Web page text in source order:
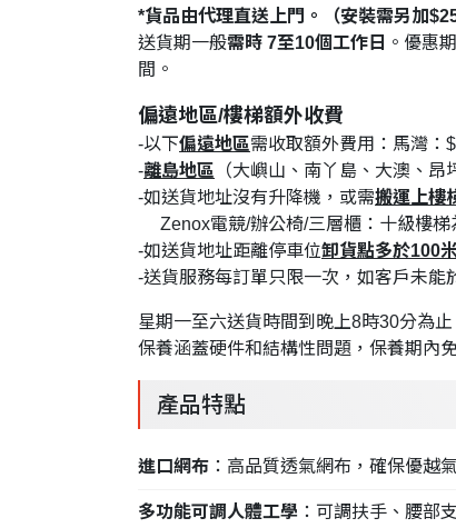
*貨品由代理直送上門。（安裝需另加
送貨期一般需時 7至10個工作日 。優惠
間。
偏遠地區/樓梯額外收費
-以下偏遠地區需收取額外費用：馬灣：
-離島地區 （大嶼山、南丫島、大澳、
-如送貨地址沒有升降機，或需搬運上樓
Zenox電競/辦公椅/三層櫃：十級樓梯
-如送貨地址距離停車位卸貨點多於100
-送貨服務每訂單只限一次，如客戶未
星期一至六送貨時間到晚上8時30分為
保養涵蓋硬件和結構性問題，保養期內
產品特點
進口網布 ：高品質透氣網布，確保優越
多功能可調人體工學 ：可調扶手、腰部